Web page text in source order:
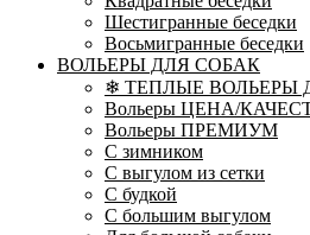
Шестигранные беседки
Восьмигранные беседки
ВОЛЬЕРЫ ДЛЯ СОБАК
❄ ТЕПЛЫЕ ВОЛЬЕРЫ
Вольеры ЦЕНА/
Вольеры ПРЕМИУМ
С зимником
С выгулом из сетки
С будкой
С большим выгулом